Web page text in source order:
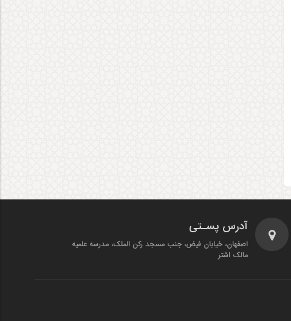
آدرس پسـتی
اصفهان، خیابان فیض، جنب مسجد رکن الملک، مدرسه علمیه
مالک اشتر